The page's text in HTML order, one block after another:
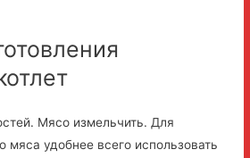
Мясо измельчить. Для
мяса удобнее всего использовать